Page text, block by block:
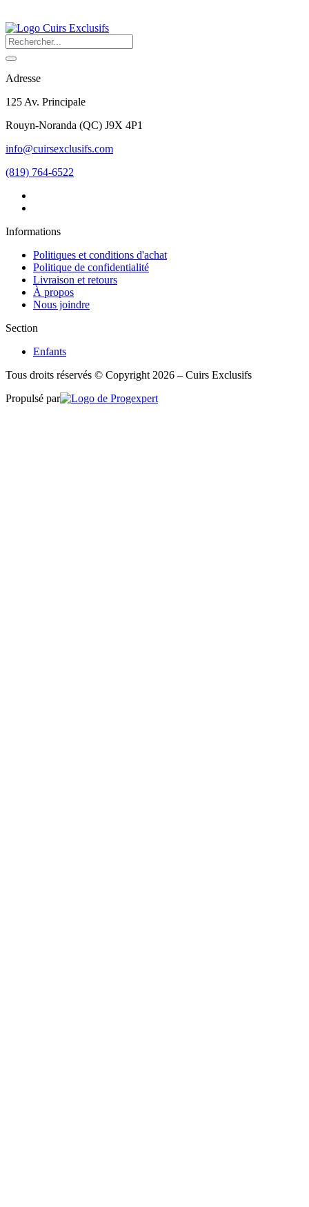
Adresse
125 Av. Principale
Rouyn-Noranda (QC) J9X 4P1
info@cuirsexclusifs.com
(819) 764-6522
Informations
Politiques et conditions d'achat
Politique de confidentialité
Livraison et retours
À propos
Nous joindre
Section
Enfants
Tous droits réservés © Copyright 2026 – Cuirs Exclusifs
Propulsé par